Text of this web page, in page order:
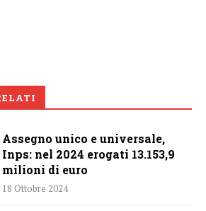
Assegno unico e universale,
Inps: nel 2024 erogati 13.153,9
milioni di euro
18 Ottobre 2024